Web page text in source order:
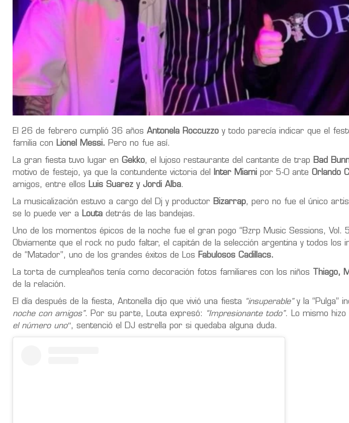
El 26 de febrero cumplió 36 años Antonela Roccuzzo y todo parecía indicar que el
familia con Lionel Messi. Pero no fue así.
La gran fiesta tuvo lugar en Gekko, el lujoso restaurante del cantante de trap Bad
motivo de festejo, ya que la contundente victoria del
Inter Miami por 5-0 ante Orlando
amigos, entre ellos Luis Suarez y Jordi Alba.
La musicalización estuvo a cargo del Dj y productor Bizarrap, pero no fue el único
se lo puede ver a Louta detrás de las bandejas.
Uno de los momentos épicos de la noche fue el gran pogo “Bzrp Music Sessions, Vol.
Obviamente que el rock no pudo faltar, el capitán de la selección argentina y todos los
de “Matador”, uno de los grandes éxitos de Los Fabulosos Cadillacs.
La torta de cumpleaños tenía como decoración fotos familiares con los niños Thiago,
de la relación.
El día después de la fiesta, Antonella dijo que vivió una fiesta “insuperable”y la “Pulga”
noche con amigos”. Por su parte, Louta expresó: “Impresionante todo”. Lo mismo hizo
el número uno″, sentenció el DJ estrella por si quedaba alguna duda.